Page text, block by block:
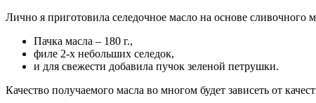
Лично я приготовила селедочное масло на основе
Пачка масла – 180 г.,
филе 2-х небольших селедок,
и для свежести добавила пучок зеленой петрушки.
Качество получаемого масла во многом будет зависеть от